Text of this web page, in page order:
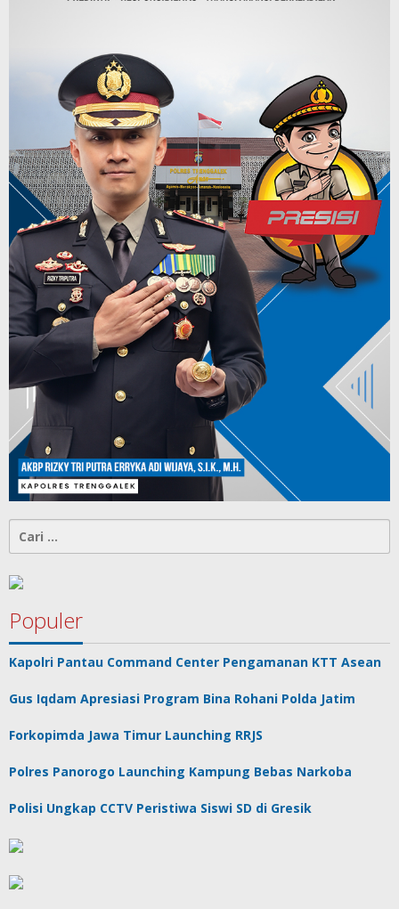
untuk:
Populer
Kapolri Pantau Command Center Pengamanan KTT Asean
Gus Iqdam Apresiasi Program Bina Rohani Polda Jatim
Forkopimda Jawa Timur Launching RRJS
Polres Panorogo Launching Kampung Bebas Narkoba
Polisi Ungkap CCTV Peristiwa Siswi SD di Gresik